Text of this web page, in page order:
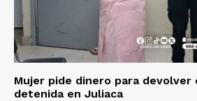
Mujer pide dinero para devolver
detenida en Juliaca